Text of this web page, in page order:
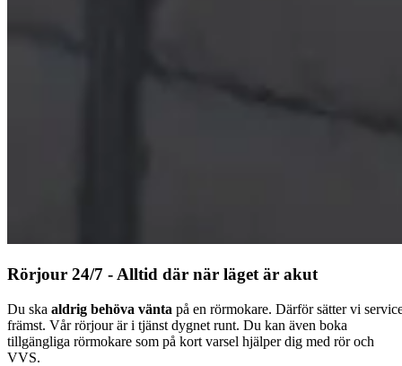
Rörjour 24/7 - Alltid där när läget är akut
Du ska aldrig behöva vänta på en rörmokare. Därför sätter vi
främst. Vår rörjour är i tjänst dygnet runt. Du kan även boka
tillgängliga rörmokare som på kort varsel hjälper dig med rör och
VVS.